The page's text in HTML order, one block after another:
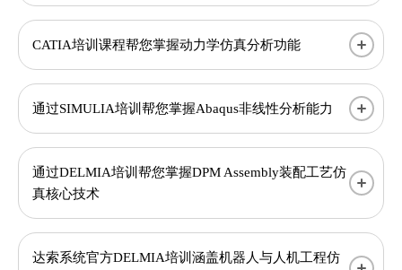
CATIA培训课程帮您掌握动力学仿真分析功能
通过SIMULIA培训帮您掌握Abaqus非线性分析能力
通过DELMIA培训帮您掌握DPM Assembly装配工艺仿
真核心技术
达索系统官方DELMIA培训涵盖机器人与人机工程仿